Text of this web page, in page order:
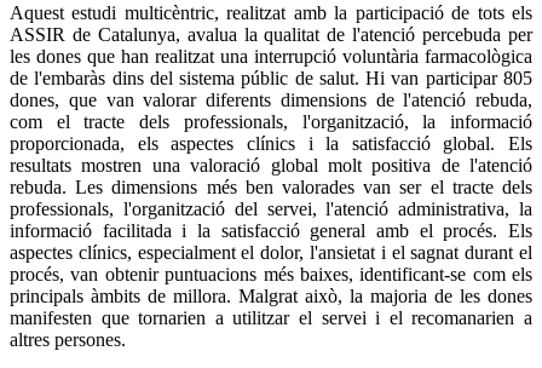
Aquest estudi multicèntric, realitzat amb la participació de tots els
ASSIR de Catalunya, avalua la qualitat de l'atenció percebuda per
les dones que han realitzat una interrupció voluntària farmacològica
de l'embaràs dins del sistema públic de salut. Hi van participar 805
dones, que van valorar diferents dimensions de l'atenció rebuda,
com el tracte dels professionals, l'organització, la informació
proporcionada, els aspectes clínics i la satisfacció global. Els
resultats mostren una valoració global molt positiva de l'atenció
rebuda. Les dimensions més ben valorades van ser el tracte dels
professionals, l'organització del servei, l'atenció administrativa, la
informació facilitada i la satisfacció general amb el procés. Els
aspectes clínics, especialment el dolor, l'ansietat i el sagnat durant el
procés, van obtenir puntuacions més baixes, identificant-se com els
principals àmbits de millora. Malgrat això, la majoria de les dones
manifesten que tornarien a utilitzar el servei i el recomanarien a
altres persones.